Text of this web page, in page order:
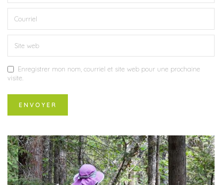
Enregistrer mon nom, courriel et site web pour une prochaine
visite.